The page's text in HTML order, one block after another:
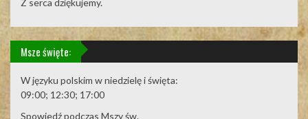
Z serca dziękujemy.
Msze święte:
W języku polskim w niedzielę i święta:
09:00; 12:30; 17:00
Spowiedź podczas Mszy św.